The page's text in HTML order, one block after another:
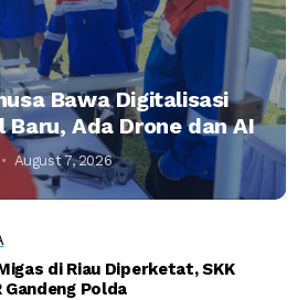
Bawa Digitalisasi
Baru, Ada Drone dan AI
August 7, 2026
di Riau Diperketat, SKK
Gandeng Polda